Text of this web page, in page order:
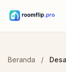
Desainer ruang
Beranda /